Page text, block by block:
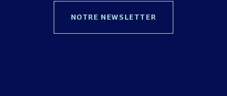
NOTRE NEWSLETTER